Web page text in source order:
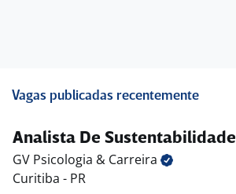
Vagas publicadas recentemente
Analista De Sustentabilidade
GV Psicologia & Carreira
Curitiba - PR